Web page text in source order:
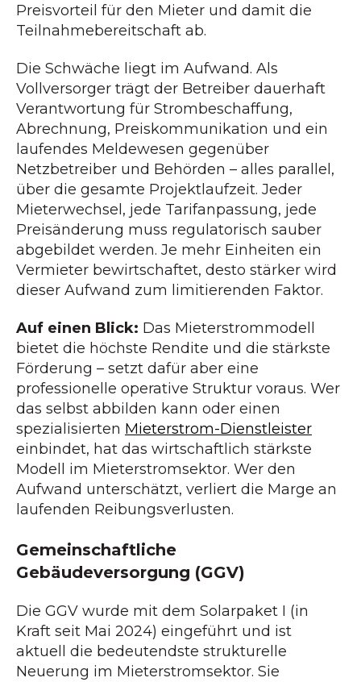
Preisvorteil für den Mieter und damit die
Teilnahmebereitschaft ab.
Die Schwäche liegt im Aufwand. Als
Vollversorger trägt der Betreiber dauerhaft
Verantwortung für Strombeschaffung,
Abrechnung, Preiskommunikation und ein
laufendes Meldewesen gegenüber
Netzbetreiber und Behörden – alles parallel,
über die gesamte Projektlaufzeit. Jeder
Mieterwechsel, jede Tarifanpassung, jede
Preisänderung muss regulatorisch sauber
abgebildet werden. Je mehr Einheiten ein
Vermieter bewirtschaftet, desto stärker wird
dieser Aufwand zum limitierenden Faktor.
Auf einen Blick: Das Mieterstrommodell
bietet die höchste Rendite und die stärkste
Förderung – setzt dafür aber eine
professionelle operative Struktur voraus. Wer
das selbst abbilden kann oder einen
spezialisierten Mieterstrom-Dienstleister
einbindet, hat das wirtschaftlich stärkste
Modell im Mieterstromsektor. Wer den
Aufwand unterschätzt, verliert die Marge an
laufenden Reibungsverlusten.
Gemeinschaftliche
Gebäudeversorgung (GGV)
Die GGV wurde mit dem Solarpaket I (in
Kraft seit Mai 2024) eingeführt und ist
aktuell die bedeutendste strukturelle
Neuerung im Mieterstromsektor. Sie